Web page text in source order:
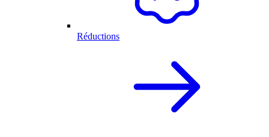
Réductions